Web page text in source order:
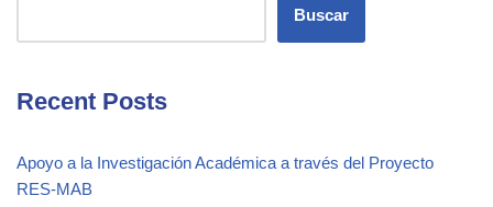
Buscar
Recent Posts
Apoyo a la Investigación Académica a través del Proyecto
RES-MAB